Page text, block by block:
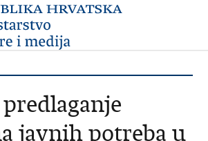
javnih potreba u